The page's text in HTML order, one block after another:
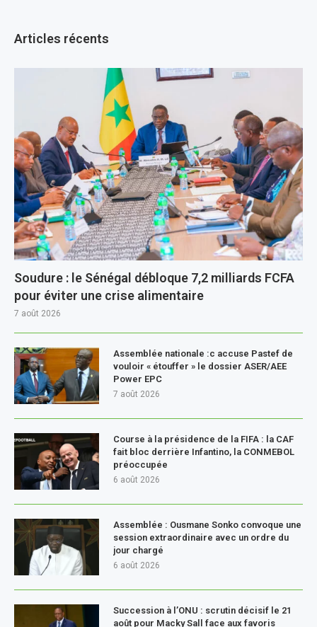
Articles récents
Soudure : le Sénégal débloque 7,2 milliards FCFA
pour éviter une crise alimentaire
7 août 2026
Assemblée nationale :c accuse Pastef de
vouloir « étouffer » le dossier ASER/AEE
Power EPC
7 août 2026
Course à la présidence de la FIFA : la CAF
fait bloc derrière Infantino, la CONMEBOL
préoccupée
6 août 2026
Assemblée : Ousmane Sonko convoque une
session extraordinaire avec un ordre du
jour chargé
6 août 2026
Succession à l’ONU : scrutin décisif le 21
août pour Macky Sall face aux favoris